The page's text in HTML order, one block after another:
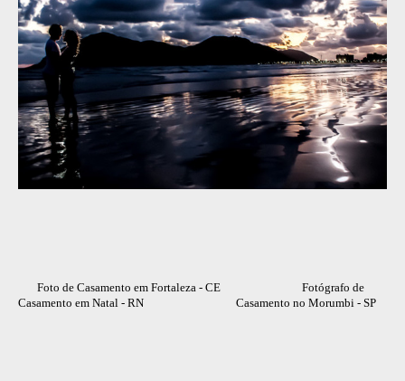
Foto de Casamento em Fortaleza - CE Fotógrafo de
Casamento em Natal - RN Casamento no Morumbi - SP